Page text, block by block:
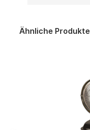
Ähnliche Produkte